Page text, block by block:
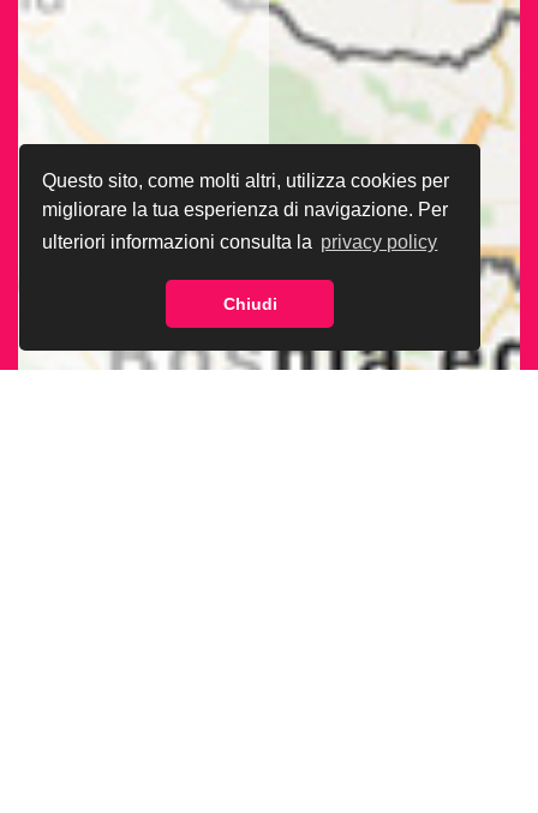
Questo sito, come molti altri, utilizza cookies per
migliorare la tua esperienza di navigazione. Per
ulteriori informazioni consulta la privacy policy
Chiudi